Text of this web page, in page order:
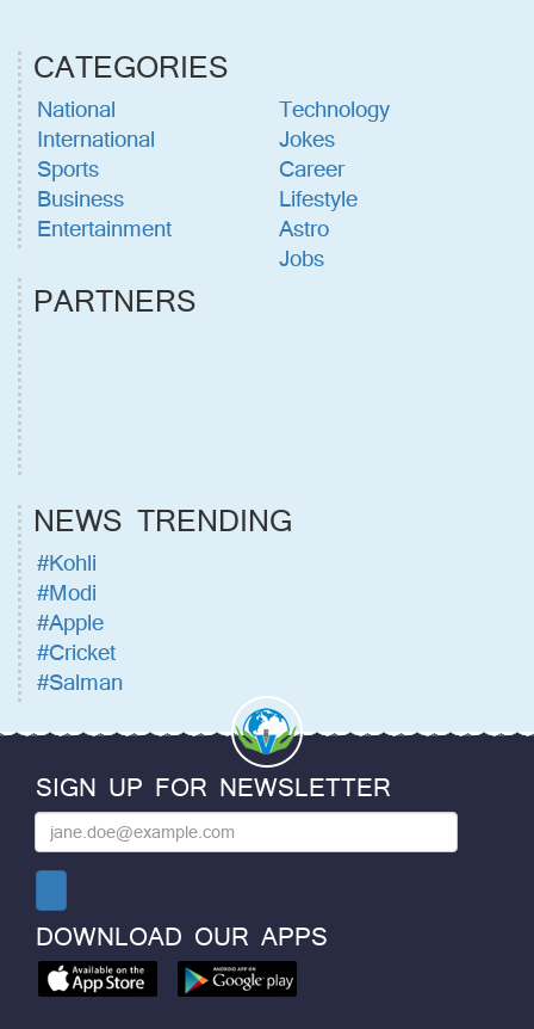
CATEGORIES
National
International
Sports
Business
Entertainment
Technology
Jokes
Career
Lifestyle
Astro
Jobs
PARTNERS
NEWS TRENDING
#Kohli
#Modi
#Apple
#Cricket
#Salman
SIGN UP FOR NEWSLETTER
DOWNLOAD OUR APPS